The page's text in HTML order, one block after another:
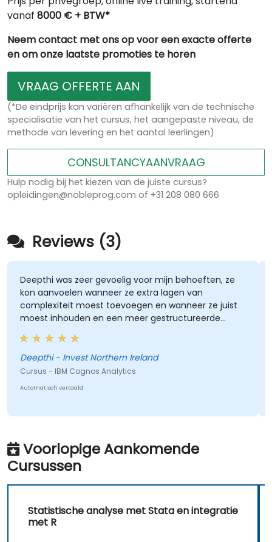
vanaf 8000 € + BTW*
Neem contact met ons op voor een exacte offerte
en om onze laatste promoties te horen
VRAAG OFFERTE AAN
(*De eindprijs kan variëren afhankelijk van de technische
specialisatie van het cursus, het aangepaste niveau, de
methode van levering en het aantal leerlingen)
CONSULTANCYAANVRAAG
Hulp nodig bij het kiezen van de juiste cursus?
opleidingen@nobleprog.com of +31 208 080 666
Reviews (3)
was zeer gevoelig voor mijn behoeften, ze
aanvoelen wanneer ze extra lagen van
moest toevoegen en wanneer ze juist
inhouden en een meer gestructureerde
kiezen. Deepthi werkte echt op mijn
en zorgde ervoor dat ik de nieuwe
tools zelf kon gebruiken, door eerst te
en me vervolgens te laten oefenen.
expertise!
Deepthi - Invest Northern Ireland
- IBM Cognos Analytics
vertaald
Voorlopige Aankomende
Cursussen
Statistische analyse met Stata en integratie
met R